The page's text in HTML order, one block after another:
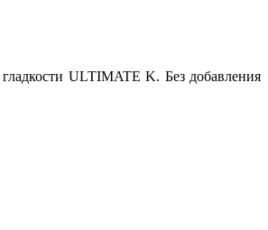
ULTIMATE K. Без добавления